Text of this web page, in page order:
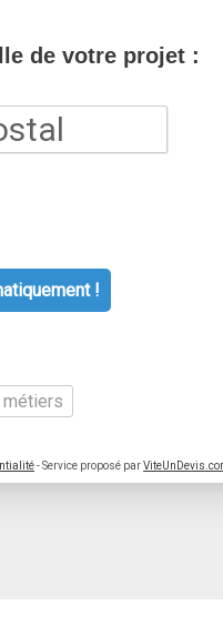
de votre projet :
!
métiers
- Service proposé par